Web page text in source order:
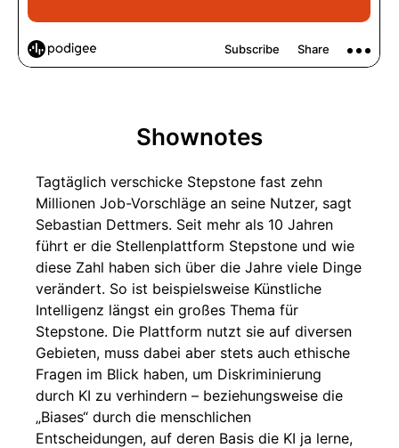
Shownotes
Tagtäglich verschicke Stepstone fast zehn
Millionen Job-Vorschläge an seine Nutzer, sagt
Sebastian Dettmers. Seit mehr als 10 Jahren
führt er die Stellenplattform Stepstone und wie
diese Zahl haben sich über die Jahre viele Dinge
verändert. So ist beispielsweise Künstliche
Intelligenz längst ein großes Thema für
Stepstone. Die Plattform nutzt sie auf diversen
Gebieten, muss dabei aber stets auch ethische
Fragen im Blick haben, um Diskriminierung
durch KI zu verhindern – beziehungsweise die
„Biases“ durch die menschlichen
Entscheidungen, auf deren Basis die KI ja lerne,